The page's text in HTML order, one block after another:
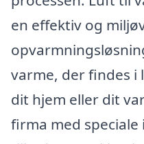
en effektiv og
varme, der findes
dit hjem eller dit
firma med